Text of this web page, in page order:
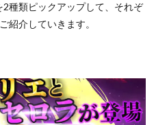
種類ピックアップして、それぞ
紹介していきます。